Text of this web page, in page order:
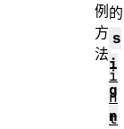
的
s
i
g
n
例
方
法
i
n
t